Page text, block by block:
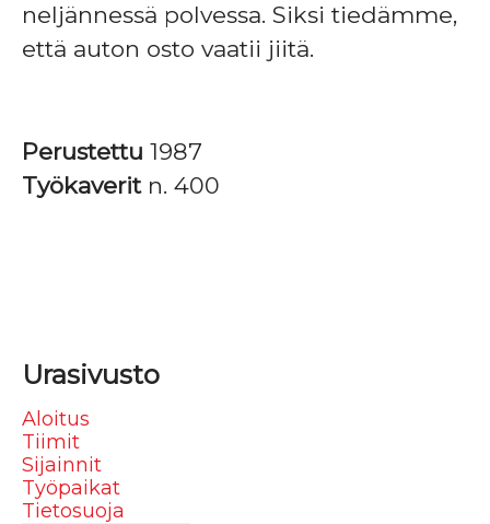
neljännessä polvessa. Siksi tiedämme,
että auton osto vaatii jiitä.
Perustettu 1987
Työkaverit n. 400
Urasivusto
Aloitus
Tiimit
Sijainnit
Työpaikat
Tietosuoja